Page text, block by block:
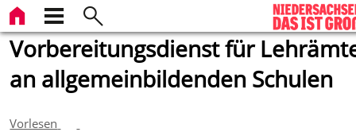
Vorbereitungsdienst für
an allgemeinbildenden Schulen
Vorlesen